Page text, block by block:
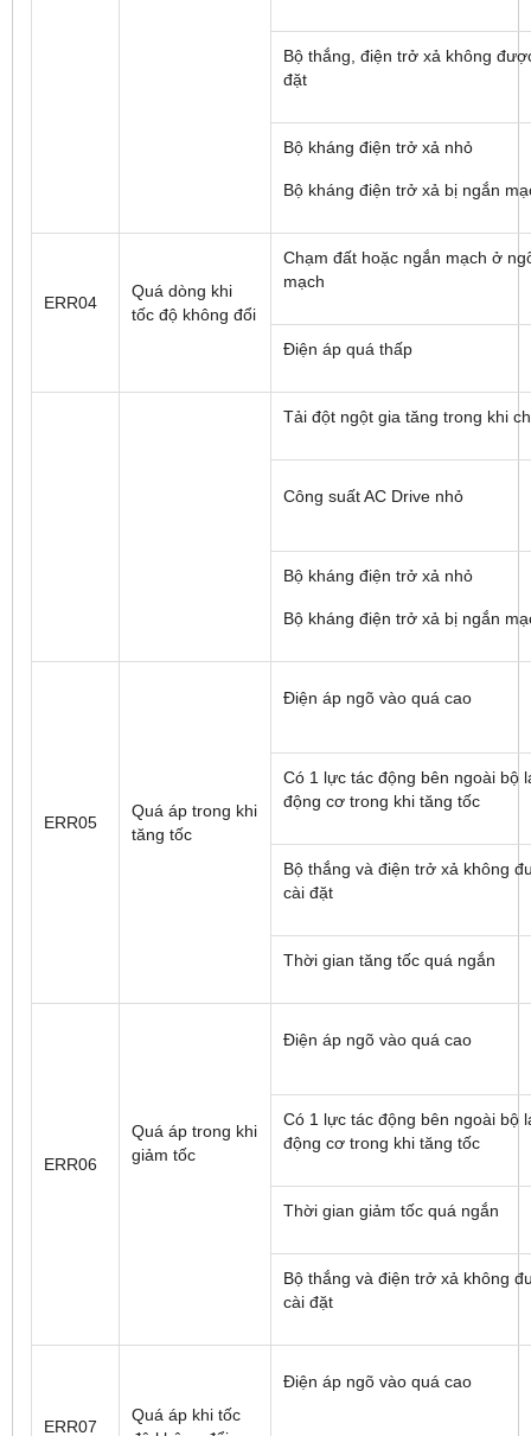
Bộ thắng, điện trở xả không
đặt
Bộ kháng điện trở xả nhỏ
Bộ kháng điện trở xả bị ngắn
ERR04
Quá dòng khi
tốc độ không đổi
Chạm đất hoặc ngắn mạch ở
mạch
Điện áp quá thấp
Tải đột ngột gia tăng trong khi
Công suất AC Drive nhỏ
Bộ kháng điện trở xả nhỏ
Bộ kháng điện trở xả bị ngắn
ERR05
Quá áp trong khi
tăng tốc
Điện áp ngõ vào quá cao
Có 1 lực tác động bên ngoài bộ
động cơ trong khi tăng tốc
Bộ thắng và điện trở xả không
cài đặt
Thời gian tăng tốc quá ngắn
ERR06
Quá áp trong khi
giảm tốc
Điện áp ngõ vào quá cao
Có 1 lực tác động bên ngoài bộ
động cơ trong khi tăng tốc
Thời gian giảm tốc quá ngắn
Bộ thắng và điện trở xả không
cài đặt
ERR07
Quá áp khi tốc
Điện áp ngõ vào quá cao